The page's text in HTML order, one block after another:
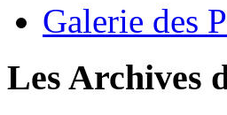
Galerie des
Les Archives